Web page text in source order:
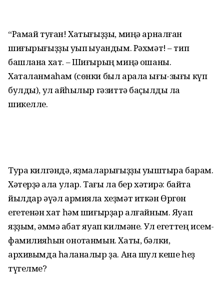
“Рамай туған! Хатығыҙҙы, миңә арналған
шиғырығыҙҙы уҡып ҡыуандым. Рәхмәт! – тип
башлана хат. – Шиғырың миңә оҡшаны.
Хаталанмаһам (сөнки был арала ығы-зығы күп
булды), ул ҡайһылыр гәзиттә баҫылды ла
шикелле.
Тура килгәндә, яҙмаларығыҙҙы уҡыштыра барам.
Хәтерҙә ҡала улар. Тағы ла бер хәтирә: байтаҡ
йылдар әүәл армияла хеҙмәт иткән Өргөн
егетенән хат һәм шиғырҙар алғайным. Яуап
яҙҙым, әммә ҡабат яуап килмәне. Ул егеттең исем-
фамилияһын онотҡанмын. Хаты, бәлки,
архивымда һаҡланалыр ҙа. Ана шул кеше һеҙ
түгелме?